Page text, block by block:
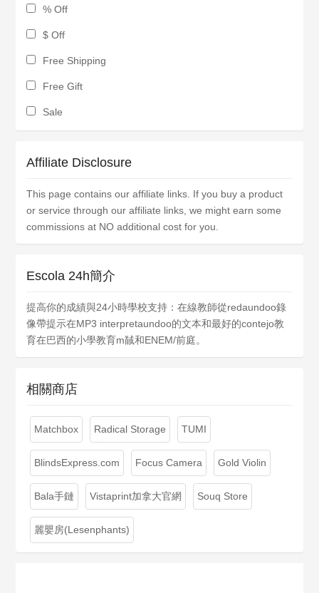
% Off
$ Off
Free Shipping
Free Gift
Sale
Affiliate Disclosure
This page contains our affiliate links. If you buy a product
or service through our affiliate links, we might earn some
commissions at NO additional cost for you.
Escola 24h簡介
提高你的成績與24小時學校支持：在線教師從redaundoo錄
像帶提示在MP3 interpretaundoo的文本和最好的contejo教
育在巴西的小學教育m馘和ENEM/前庭。
相關商店
Matchbox Radical Storage TUMI
BlindsExpress.com Focus Camera Gold Violin
Bala手鏈 Vistaprint加拿大官網 Souq Store
麗嬰房(Lesenphants)